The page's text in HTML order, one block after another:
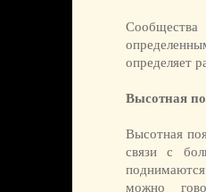
определяет
Высотная
Высотная
связи с
можно